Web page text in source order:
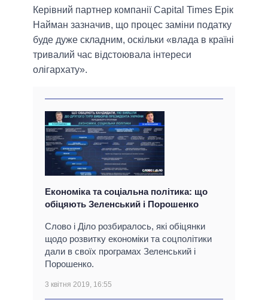
Керівний партнер компанії Capital Times Ерік
Найман зазначив, що процес заміни податку
буде дуже складним, оскільки «влада в країні
тривалий час відстоювала інтереси
олігархату».
Економіка та соціальна політика: що
обіцяють Зеленський і Порошенко
Слово і Діло розбиралось, які обіцянки
щодо розвитку економіки та соцполітики
дали в своїх програмах Зеленський і
Порошенко.
3 квітня 2019, 16:55